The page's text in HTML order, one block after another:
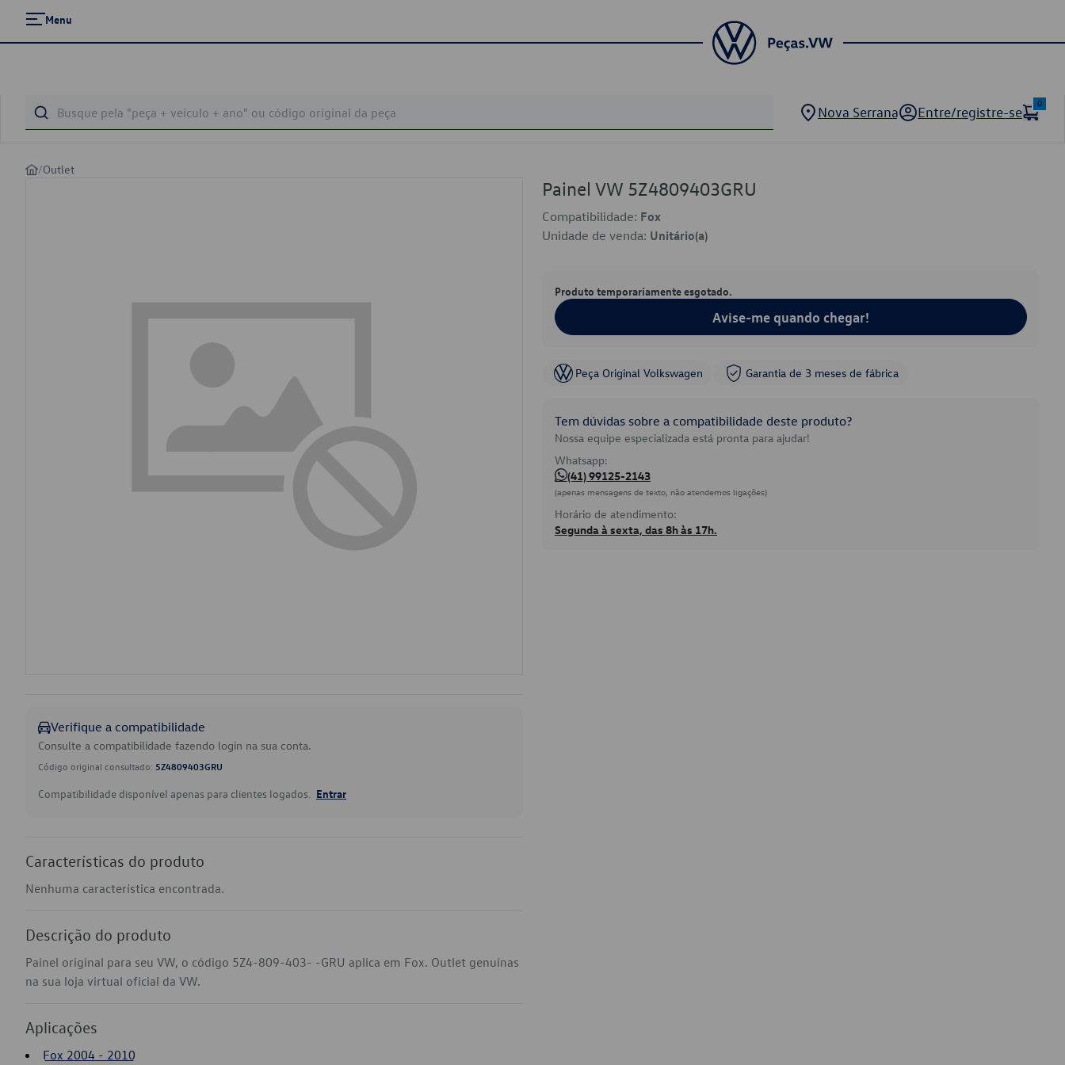
Menu
Nova Serrana Entre/registre-se
0
/Outlet
Verifique a compatibilidade
Consulte a compatibilidade fazendo login na sua conta.
Código original consultado: 5Z4809403GRU
Compatibilidade disponível apenas para clientes logados. Entrar
Características do produto
Nenhuma característica encontrada.
Descrição do produto
Painel original para seu VW, o código 5Z4-809-403- -GRU aplica em Fox. Outlet genuínas
na sua loja virtual oficial da VW.
Aplicações
Fox 2004 - 2010
Painel VW 5Z4809403GRU
Compatibilidade: Fox
Unidade de venda: Unitário(a)
Produto temporariamente esgotado.
Avise-me quando chegar!
Peça Original Volkswagen Garantia de 3 meses de fábrica
Tem dúvidas sobre a compatibilidade deste produto?
Nossa equipe especializada está pronta para ajudar!
Whatsapp:
(41) 99125-2143
(apenas mensagens de texto, não atendemos ligações)
Horário de atendimento:
Segunda à sexta, das 8h às 17h.